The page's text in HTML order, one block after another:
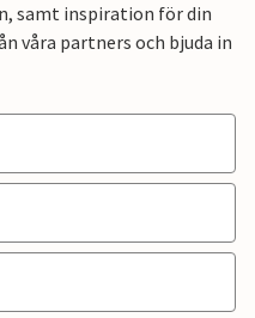
samt inspiration för din
våra partners och bjuda in